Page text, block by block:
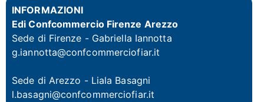
INFORMAZIONI
Edi Confcommercio Firenze Arezzo
Sede di Firenze - Gabriella Iannotta
g.iannotta@confcommerciofiar.it
Sede di Arezzo - Liala Basagni
l.basagni@confcommerciofiar.it